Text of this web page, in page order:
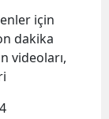
için
dakika
videoları,